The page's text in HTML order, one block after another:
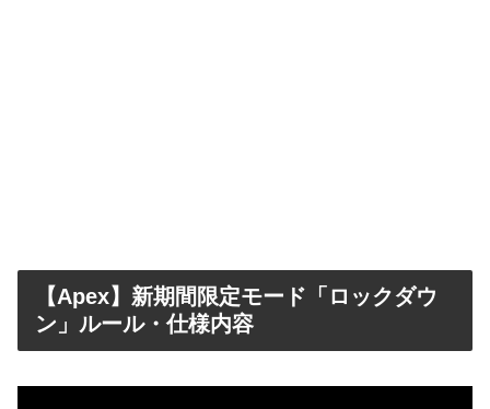
【Apex】新期間限定モード「ロックダウ
ン」ルール・仕様内容